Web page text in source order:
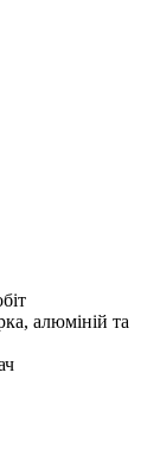
алюміній та